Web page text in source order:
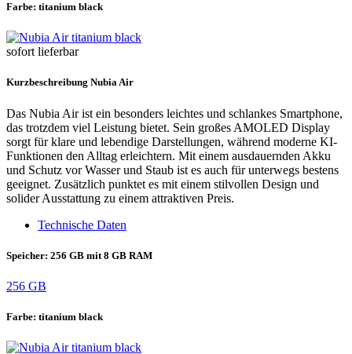
Farbe: titanium black
sofort lieferbar
Kurzbeschreibung Nubia Air
Das Nubia Air ist ein besonders leichtes und schlankes Smartphone,
das trotzdem viel Leistung bietet. Sein großes AMOLED Display
sorgt für klare und lebendige Darstellungen, während moderne KI-
Funktionen den Alltag erleichtern. Mit einem ausdauernden Akku
und Schutz vor Wasser und Staub ist es auch für unterwegs bestens
geeignet. Zusätzlich punktet es mit einem stilvollen Design und
solider Ausstattung zu einem attraktiven Preis.
Technische Daten
Speicher: 256 GB mit 8 GB RAM
256 GB
Farbe: titanium black